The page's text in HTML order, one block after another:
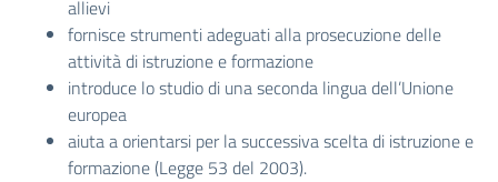
allievi
fornisce strumenti adeguati alla prosecuzione delle
attività di istruzione e formazione
introduce lo studio di una seconda lingua dell’Unione
europea
aiuta a orientarsi per la successiva scelta di istruzione e
formazione (Legge 53 del 2003).